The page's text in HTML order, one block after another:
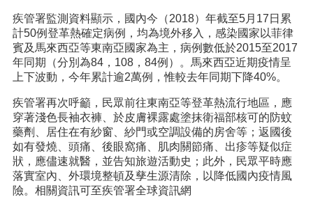
疾管署監測資料顯示，國內今（2018）年截至5月17日累
計50例登革熱確定病例，均為境外移入，感染國家以菲律
賓及馬來西亞等東南亞國家為主，病例數低於2015至2017
年同期（分別為84，108，84例）。馬來西亞近期疫情呈
上下波動，今年累計逾2萬例，惟較去年同期下降40%。
疾管署再次呼籲，民眾前往東南亞等登革熱流行地區，應
穿著淺色長袖衣褲、於皮膚裸露處塗抹衛福部核可的防蚊
藥劑、居住在有紗窗、紗門或空調設備的房舍等；返國後
如有發燒、頭痛、後眼窩痛、肌肉關節痛、出疹等疑似症
狀，應儘速就醫，並告知旅遊活動史；此外，民眾平時應
落實室內、外環境整頓及孳生源清除，以降低國內疫情風
險。相關資訊可至疾管署全球資訊網